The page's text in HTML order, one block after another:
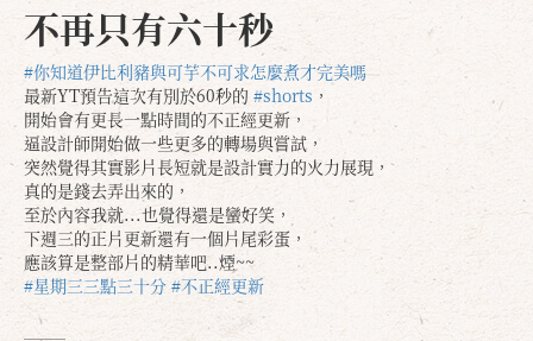
不再只有六十秒
#你知道伊比利豬與可芋不可求怎麼煮才完美嗎
最新YT預告這次有別於60秒的 #shorts ，
開始會有更長一點時間的不正經更新，
逼設計師開始做一些更多的轉場與嘗試，
突然覺得其實影片長短就是設計實力的火力展現，
真的是錢去弄出來的，
至於內容我就...也覺得還是蠻好笑，
下週三的正片更新還有一個片尾彩蛋，
應該算是整部片的精華吧..煙~~
#星期三三點三十分 #不正經更新